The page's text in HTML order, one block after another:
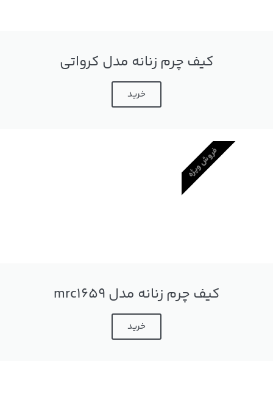
کیف چرم زنانه مدل کرواتی
خرید
کیف چرم زنانه مدل mrc1659
خرید
فروش ویژه